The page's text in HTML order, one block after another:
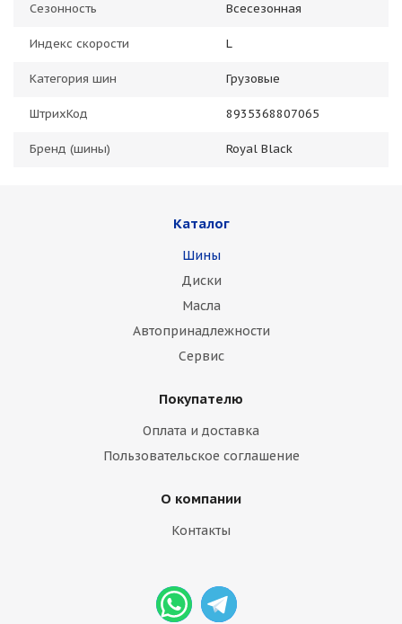
Сезонность Всесезонная
Индекс скорости L
Категория шин Грузовые
ШтрихКод 8935368807065
Бренд (шины) Royal Black
Каталог
Шины
Диски
Масла
Автопринадлежности
Сервис
Покупателю
Оплата и доставка
Пользовательское соглашение
О компании
Контакты